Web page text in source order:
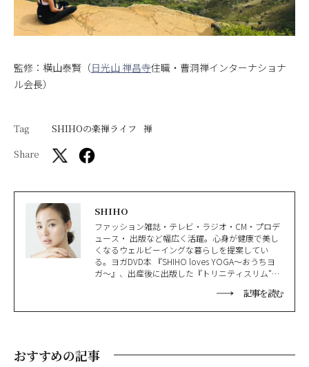
監修：横山泰賢（日光山 禅昌寺住職・曹洞禅インターナショナ
ル会長）
Tag SHIHOの楽禅ライフ
禅
Share
SHIHO
ファッション雑誌・テレビ・ラジオ・CM・プロデ
ュース・ 出版など幅広く活躍。心身が健康で美し
くなるウェルビーイングな暮らしを提案してい
る。ヨガDVD本 『SHIHO loves YOGA〜おうちヨ
ガ〜』、出産後に出版した『トリニティスリム"全
破。 比叡山延暦寺など各地で瞑想リトリートツア
記事を読む
おすすめの記事